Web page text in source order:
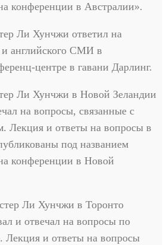
конференции в Австралии».
Ли Хунчжи ответил на
и английского СМИ в
центре в гавани Дарлинг.
Ли Хунчжи в Новой Зеландии
на вопросы, связанные с
Лекция и ответы на вопросы в
под названием
конференции в Новой
Ли Хунчжи в Торонто
и отвечал на вопросы по
Лекция и ответы на вопросы